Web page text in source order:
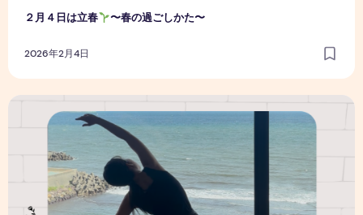
２月４日は立春 〜春の過ごしかた〜
2026年2月4日
私がヨガインストラクターになったわけ